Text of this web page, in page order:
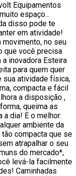
Equipamentos
espaço...
disso pode te
em atividade!
no seu
que você precisa
inovadora Esteira
para quem quer
sua atividade física,
compacta e fácil
a disposição ,
queima as
a dia! E o melhor:
ambiente da
tão compacta que se
atrapalhar o seu
do mercado*,
levá-la facilmente
Caminhadas